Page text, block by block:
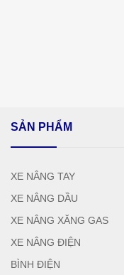
SẢN PHẨM
XE NÂNG TAY
XE NÂNG DẦU
XE NÂNG XĂNG GAS
XE NÂNG ĐIỆN
BÌNH ĐIỆN